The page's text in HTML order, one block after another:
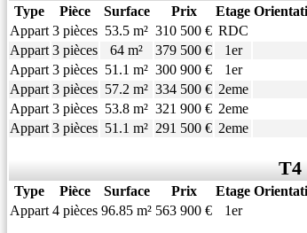
Type Pièce Surface Prix Etage
Appart 3 pièces 53.5 m² 310 500 € RDC
Appart 3 pièces 64 m² 379 500 € 1er
Appart 3 pièces 51.1 m² 300 900 € 1er
Appart 3 pièces 57.2 m² 334 500 € 2eme
Appart 3 pièces 53.8 m² 321 900 € 2eme
Appart 3 pièces 51.1 m² 291 500 € 2eme
T4
Type Pièce Surface Prix Etage
Appart 4 pièces 96.85 m² 563 900 € 1er